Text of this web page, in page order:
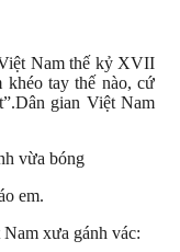
Nam thế kỷ XVII
tay thế nào, cứ
gian Việt Nam
vừa bóng
em.
xưa gánh vác: